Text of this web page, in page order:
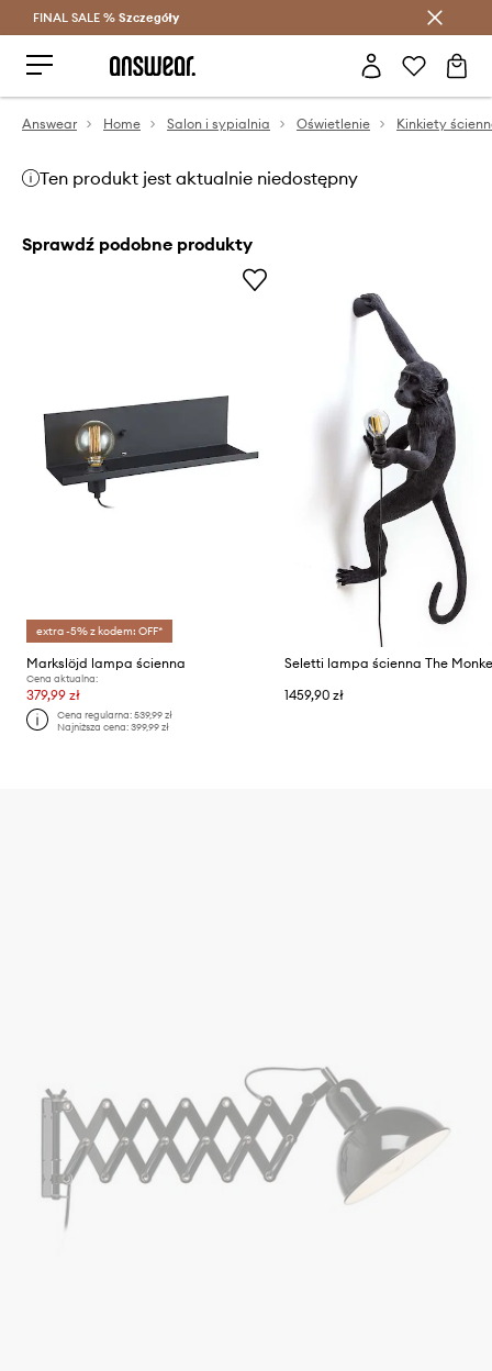
Oszczędzaj z Answear Club >
FINAL SALE % Szczegóły
Answear Home Salon i sypialnia Oświetlenie Kinkiety
Ten produkt jest aktualnie niedostępny
Sprawdź podobne produkty
extra -5% z kodem: OFF*
Markslöjd lampa ścienna
Cena aktualna:
379,99 zł
Cena regularna:539,99 zł
Najniższa cena:399,99 zł
1459,90 zł